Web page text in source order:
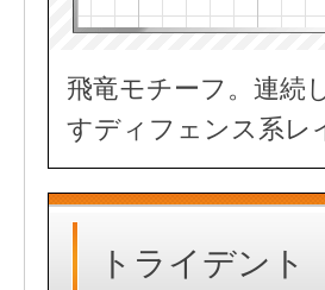
飛竜モチーフ。連続
すディフェンス系レ
トライデント